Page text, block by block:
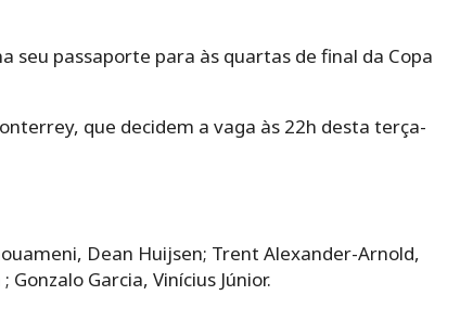
seu passaporte para às quartas de final da Copa
que decidem a vaga às 22h desta terça-
Dean Huijsen; Trent Alexander-Arnold,
Garcia, Vinícius Júnior.